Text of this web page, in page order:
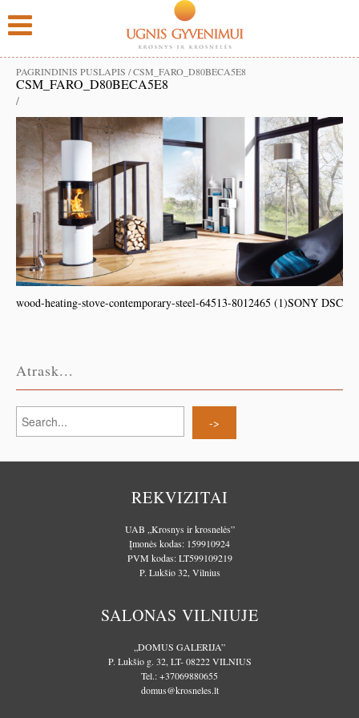
PAGRINDINIS PUSLAPIS /CSM_FARO_D80BECA5E8
CSM_FARO_D80BECA5E8
/
wood-heating-stove-contemporary-steel-64513-8012465 (1)SONY DSC
Atrask...
REKVIZITAI
UAB „Krosnys ir krosnelės”
Įmonės kodas: 159910924
PVM kodas: LT599109219
P. Lukšio 32, Vilnius
SALONAS VILNIUJE
„DOMUS GALERIJA”
P. Lukšio g. 32, LT- 08222 VILNIUS
Tel.:+37069880655
domus@krosneles.lt